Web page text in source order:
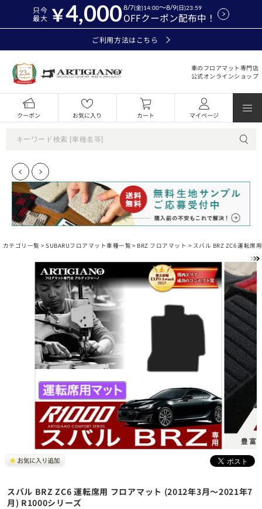
只今
最大
4,000OFFクーポン配布中！
8/7(金)14:00～8/9(日)23:59
ご利用方法はこちら
車のフロアマット専門店
公式オンラインショップ
クーポン お気に入り カート マイページ
カテゴリ一覧 >SUBARUフロアマット車種一覧 > BRZ フロアマット > スバル BRZ ZC6 運転席
スバル BRZ ZC6 運転席用 フロアマット (2012年3月～2021年7
月) R1000シリーズ